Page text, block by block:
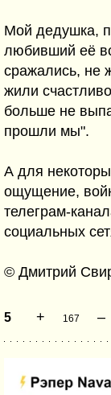
Мой дедушка,
любивший её
сражались, не
жили
больше не
прошли мы".
А для
ощущение,
телеграм-
социальных
© Дмитрий
5 + 167 –